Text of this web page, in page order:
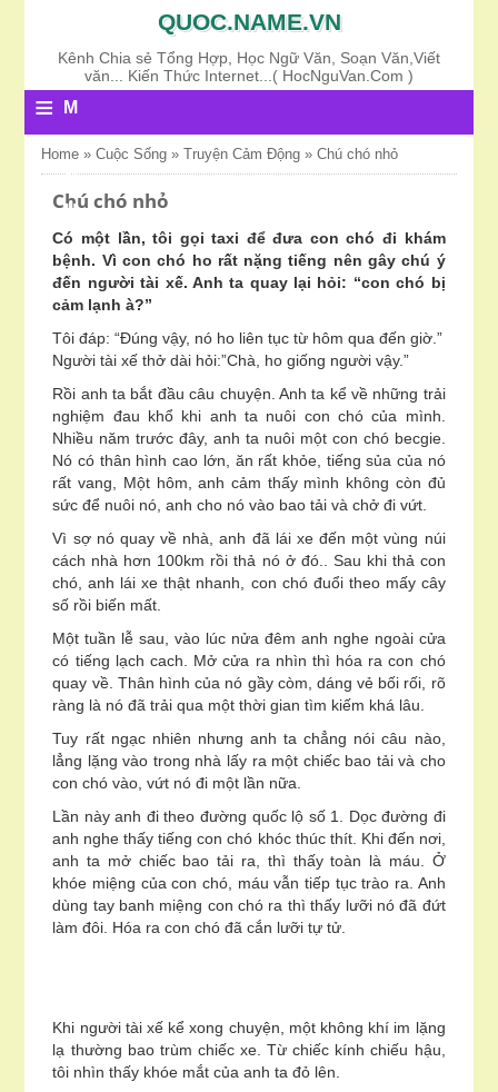
QUOC.NAME.VN
Kênh Chia sẻ Tổng Hợp, Học Ngữ Văn, Soạn Văn,Viết
văn... Kiến Thức Internet...( HocNguVan.Com )
≡
M
N
U
Home »Cuộc Sống »Truyện Cảm Động »Chú chó nhỏ
Chú chó nhỏ
Có một lần, tôi gọi taxi để đưa con chó đi khám
bệnh. Vì con chó ho rất nặng tiếng nên gây chú ý
đến người tài xế. Anh ta quay lại hỏi: “con chó bị
cảm lạnh à?”
Tôi đáp: “Đúng vậy, nó ho liên tục từ hôm qua đến giờ.”
Người tài xế thở dài hỏi:”Chà, ho giống người vậy.”
Rồi anh ta bắt đầu câu chuyện. Anh ta kể về những trải
nghiệm đau khổ khi anh ta nuôi con chó của mình.
Nhiều năm trước đây, anh ta nuôi một con chó becgie.
Nó có thân hình cao lớn, ăn rất khỏe, tiếng sủa của nó
rất vang, Một hôm, anh cảm thấy mình không còn đủ
sức để nuôi nó, anh cho nó vào bao tải và chở đi vứt.
Vì sợ nó quay về nhà, anh đã lái xe đến một vùng núi
cách nhà hơn 100km rồi thả nó ở đó.. Sau khi thả con
chó, anh lái xe thật nhanh, con chó đuổi theo mấy cây
số rồi biến mất.
Một tuần lễ sau, vào lúc nửa đêm anh nghe ngoài cửa
có tiếng lạch cach. Mở cửa ra nhìn thì hóa ra con chó
quay về. Thân hình của nó gầy còm, dáng vẻ bối rối, rõ
ràng là nó đã trải qua một thời gian tìm kiếm khá lâu.
Tuy rất ngạc nhiên nhưng anh ta chẳng nói câu nào,
lẳng lặng vào trong nhà lấy ra một chiếc bao tải và cho
con chó vào, vứt nó đi một lần nữa.
Lần này anh đi theo đường quốc lộ số 1. Dọc đường đi
anh nghe thấy tiếng con chó khóc thúc thít. Khi đến nơi,
anh ta mở chiếc bao tải ra, thì thấy toàn là máu. Ở
khóe miệng của con chó, máu vẫn tiếp tục trào ra. Anh
dùng tay banh miệng con chó ra thì thấy lưỡi nó đã đứt
làm đôi. Hóa ra con chó đã cắn lưỡi tự tử.
Khi người tài xế kể xong chuyện, một không khí im lặng
lạ thường bao trùm chiếc xe. Từ chiếc kính chiếu hậu,
tôi nhìn thấy khóe mắt của anh ta đỏ lên.